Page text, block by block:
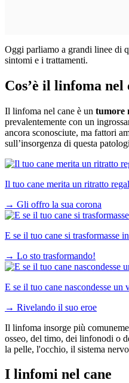
Oggi parliamo a grandi linee di
sintomi e i trattamenti.
Cos’è il linfoma nel
Il linfoma nel cane è un tumore
prevalentemente con un
ancora sconosciute, ma fattori
sull’insorgenza di questa
Il tuo cane merita un ritratto
→ Gli offro la sua corona
E se il tuo cane si trasformasse
→ Lo sto trasformando!
E se il tuo cane nascondesse un
→ Rivelando il suo eroe
Il linfoma insorge più
osseo, del timo, dei linfonodi o
la pelle, l'occhio, il sistema
I linfomi nel cane